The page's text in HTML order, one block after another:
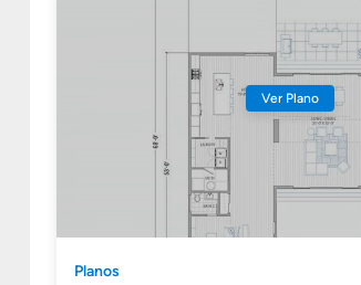
Ver Plano
Planos